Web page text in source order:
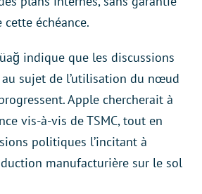
échéance.
indique que les discussions
sujet de l’utilisation du nœud
Apple chercherait à
vis-à-vis de TSMC, tout en
politiques l’incitant à
manufacturière sur le sol